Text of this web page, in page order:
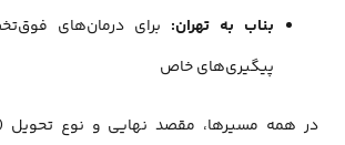
بناب به تهران: برای درمان‌های
پیگیری‌های خاص
در همه مسیرها، مقصد نهایی و نوع تحویل